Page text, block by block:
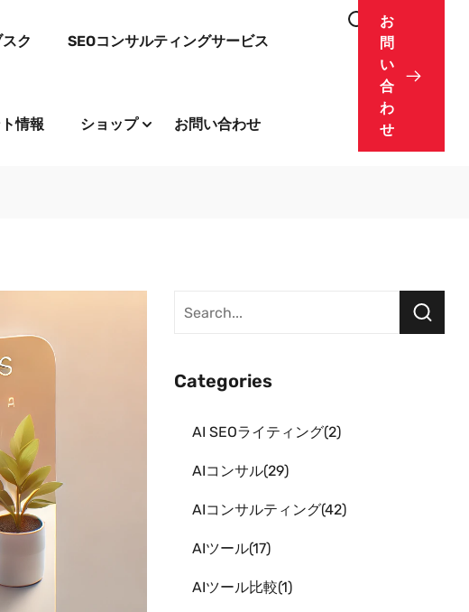
ク SEOコンサルティングサービス
情報 ショップ お問い合わせ
お
問
い
合
わ
せ
Categories
AI SEOライティング 2
AIコンサル 29
AIコンサルティング 42
AIツール 17
AIツール比較 1